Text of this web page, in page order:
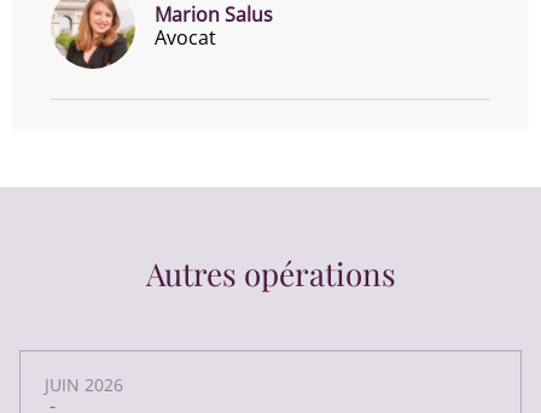
Marion Salus
Avocat
Autres opérations
JUIN 2026
-